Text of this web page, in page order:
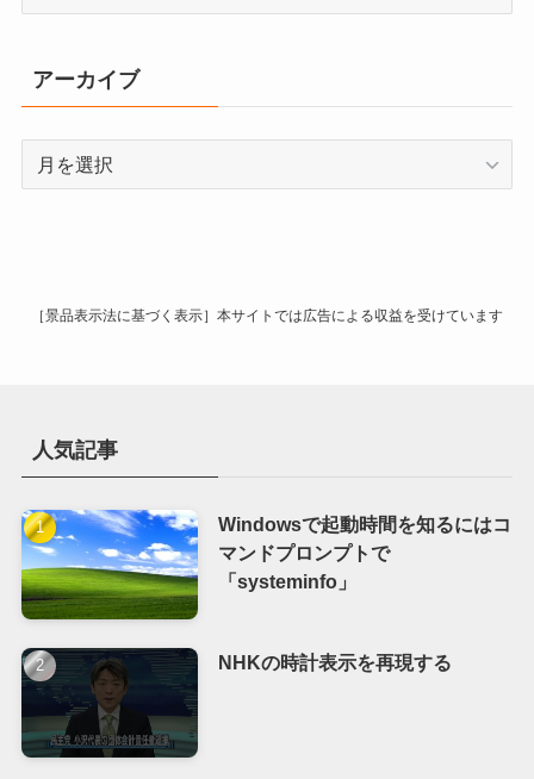
リ
ー
アーカイブ
［景品表示法に基づく表示］本サイトでは広告による収益を受けています
人気記事
Windowsで起動時間を知るにはコ
マンドプロンプトで
「systeminfo」
NHKの時計表示を再現する